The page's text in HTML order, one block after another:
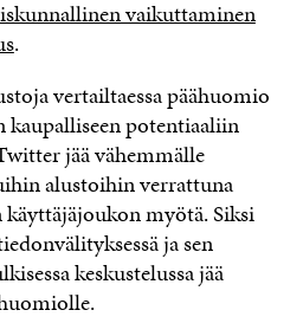
vaikuttaminen
.
vertailtaessa päähuomio
potentiaaliin
jää vähemmälle
alustoihin verrattuna
myötä. Siksi
ja sen
keskustelussa jää